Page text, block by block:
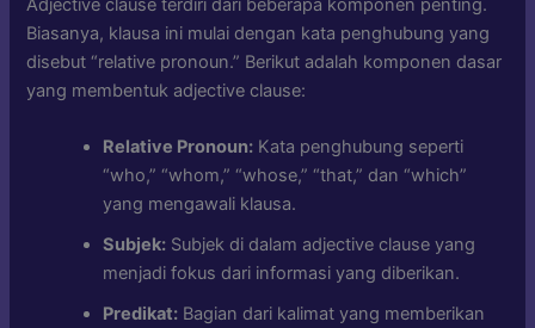
Adjective clause terdiri dari beberapa komponen penting.
Biasanya, klausa ini mulai dengan kata penghubung yang
disebut “relative pronoun.” Berikut adalah komponen dasar
yang membentuk adjective clause:
Relative Pronoun: Kata penghubung seperti
“who,” “whom,” “whose,” “that,” dan “which”
yang mengawali klausa.
Subjek: Subjek di dalam adjective clause yang
menjadi fokus dari informasi yang diberikan.
Predikat: Bagian dari kalimat yang memberikan